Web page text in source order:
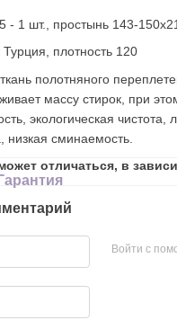
- 1 шт., простынь 143-
плотность 120
полотняного
массу стирок, при
экологическая чистота,
низкая сминаемость.
отличаться, в
Гарантия
Войти с